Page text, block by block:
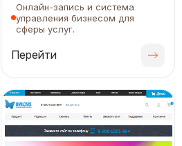
Онлайн-запись и система
управления бизнесом для
сферы услуг.
Перейти